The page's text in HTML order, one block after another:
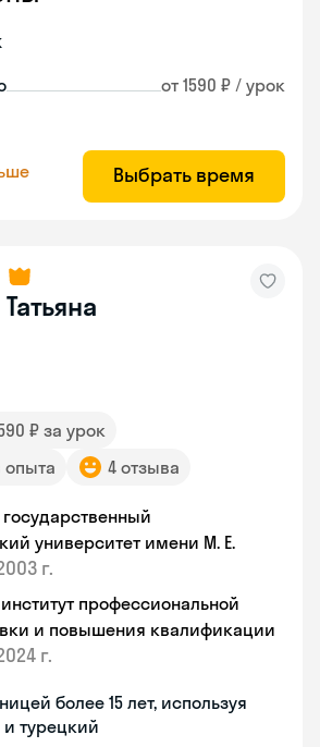
от 1590 ₽ / урок
Выбрать время
Татьяна
₽ за урок
опыта
4 отзыва
университет имени М. Е.
г.
профессиональной
и повышения квалификации
г.
более 15 лет, используя
турецкий